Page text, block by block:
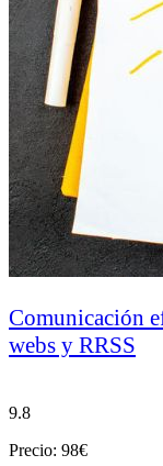
Comunicación
webs y RRSS
9.8
Precio: 98€